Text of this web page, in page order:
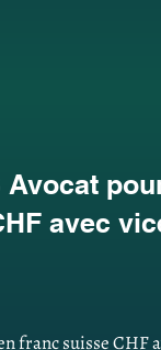
Avocat
avec
franc suisse CHF